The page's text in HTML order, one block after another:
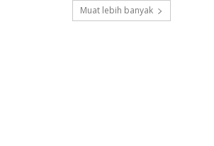
Muat lebih banyak